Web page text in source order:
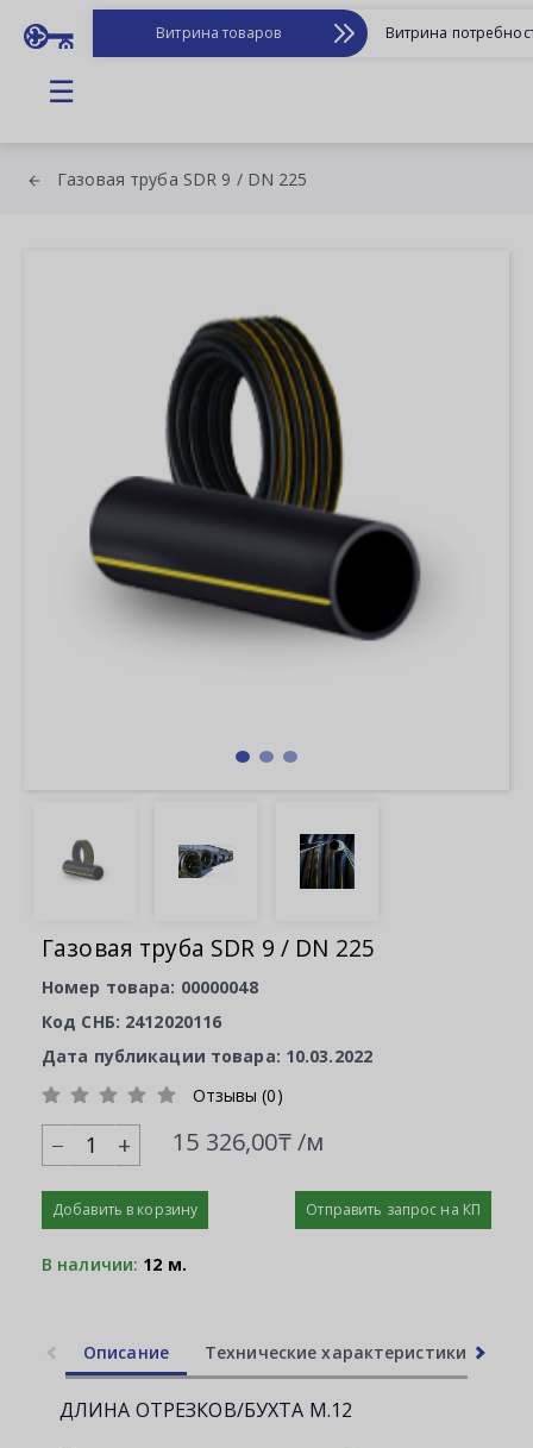
Витрина товаров Витрина
☰
Газовая труба SDR 9 / DN 225
Газовая труба SDR 9 / DN 225
Номер товара: 00000048
Код СНБ: 2412020116
Дата публикации товара: 10.03.2022
Отзывы (0)
+ 15 326,00₸ /м
Добавить в корзину Отправить запрос на КП
В наличии: 12 м.
Описание Технические характеристики
ДЛИНА ОТРЕЗКОВ/БУХТА М.12